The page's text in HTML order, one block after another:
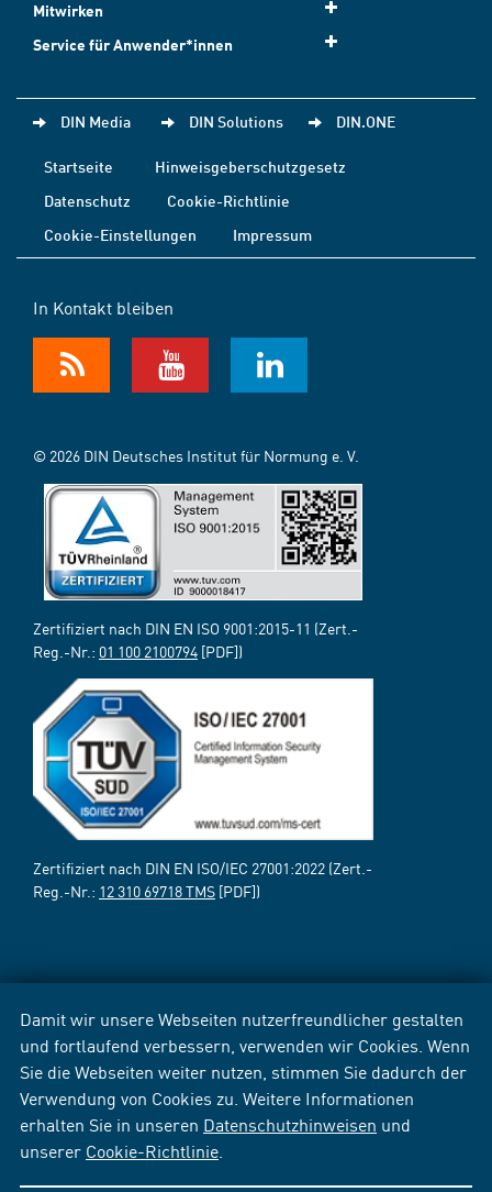
Damit wir unsere Webseiten nutzerfreundlicher gestalten
und fortlaufend verbessern, verwenden wir Cookies. Wenn
Sie die Webseiten weiter nutzen, stimmen Sie dadurch der
Verwendung von Cookies zu. Weitere Informationen
erhalten Sie in unseren Datenschutzhinweisen und
unserer Cookie-Richtlinie
Mitwirken
Service für Anwender*innen
DIN Media DIN Solutions DIN.ONE
Startseite
Hinweisgeberschutzgesetz
Datenschutz
Cookie-Richtlinie
Cookie-Einstellungen
Impressum
In Kontakt bleiben
© 2026 DIN Deutsches Institut für Normung e. V.
Zertifiziert nach DIN EN ISO 9001:2015-11 (Zert.-
Reg.-Nr.: 01 100 2100794 [PDF])
Zertifiziert nach DIN EN ISO/IEC 27001:2022 (Zert.-
Reg.-Nr.: 12 310 69718 TMS [PDF])